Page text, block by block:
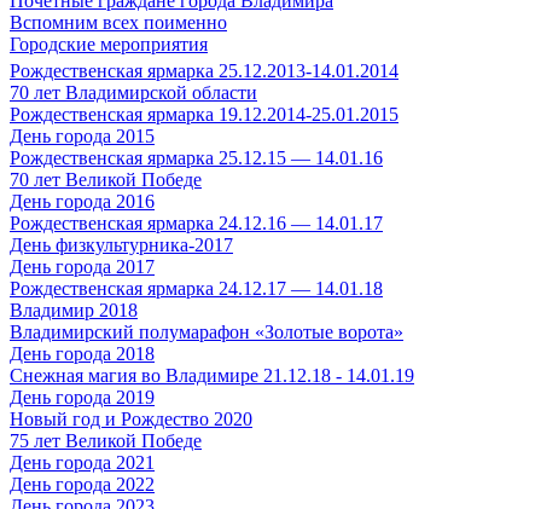
Вспомним всех поименно
Городские мероприятия
Рождественская ярмарка 25.12.2013-14.01.2014
70 лет Владимирской области
Рождественская ярмарка 19.12.2014-25.01.2015
День города 2015
Рождественская ярмарка 25.12.15 — 14.01.16
70 лет Великой Победе
День города 2016
Рождественская ярмарка 24.12.16 — 14.01.17
День физкультурника-2017
День города 2017
Рождественская ярмарка 24.12.17 — 14.01.18
Владимир 2018
Владимирский полумарафон «Золотые ворота»
День города 2018
Снежная магия во Владимире 21.12.18 - 14.01.19
День города 2019
Новый год и Рождество 2020
75 лет Великой Победе
День города 2021
День города 2022